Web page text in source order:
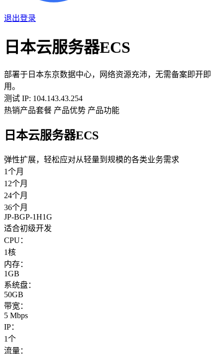
退出登录
日本云服务器ECS
部署于日本东京数据中心，网络资源充沛，无需备案即开即
用。
测试 IP: 104.143.43.254
热销产品套餐 产品优势 产品功能
日本云服务器ECS
弹性扩展，轻松应对从轻量到规模的各类业务需求
1个月
12个月
24个月
36个月
JP-BGP-1H1G
适合初级开发
CPU：
1核
内存：
1GB
系统盘：
50GB
带宽：
5 Mbps
IP：
1个
流量：